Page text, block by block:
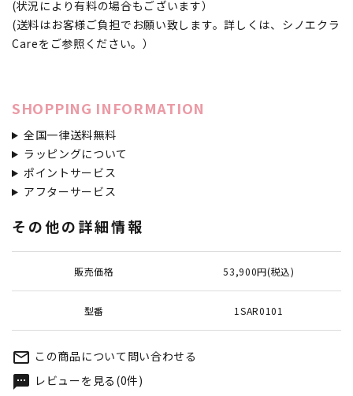
(状況により有料の場合もございます）
(送料はお客様ご負担でお願い致します。詳しくは、シノエクラ
Careをご参照ください。）
SHOPPING INFORMATION
全国一律送料無料
ラッピングについて
ポイントサービス
アフターサービス
その他の詳細情報
販売価格 53,900円(税込)
型番 1SAR0101
mail_outline この商品について問い合わせる
textsms レビューを見る(0件)